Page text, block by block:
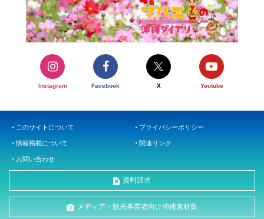
Instagram Facebook X Youtube
このサイトについて プライバシーポリシー
情報掲載について 関連リンク
お問い合わせ
資料請求
メディア・観光事業者向け沖縄素材集